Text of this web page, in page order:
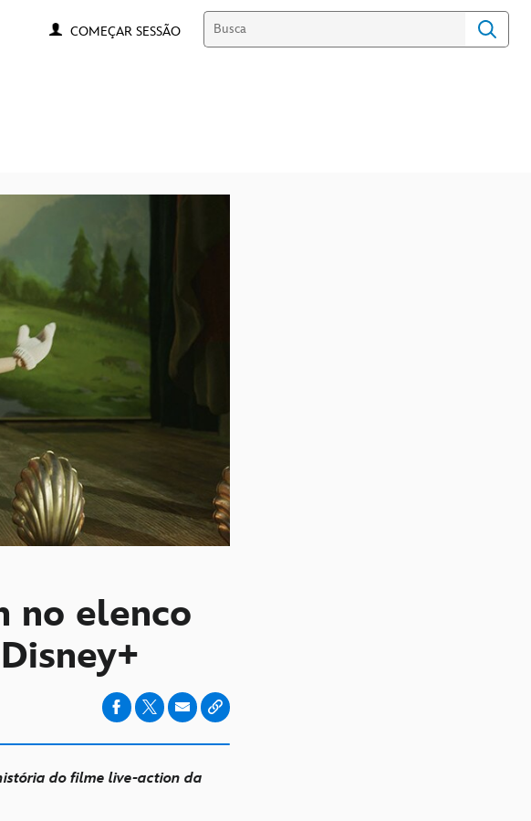
COMEÇAR SESSÃO
no elenco
do filme live-action da